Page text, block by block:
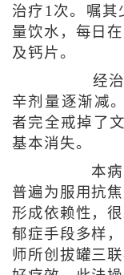
治疗1次。嘱其
量饮水，每日
及钙片。
经治
辛剂量逐渐减
者完全戒掉了
基本消失。
本病发
普遍为服用抗
形成依赖性，
郁症手段多样
师所创拔罐三